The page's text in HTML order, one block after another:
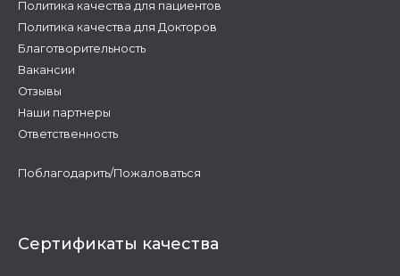
Политика качества для пациентов
Политика качества для Докторов
Благотворительность
Вакансии
Отзывы
Наши партнеры
Ответственность
Поблагодарить/Пожаловаться
Сертификаты качества